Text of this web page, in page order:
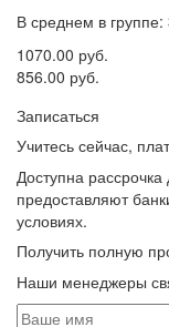
В среднем в группе:
1070.00 руб.
856.00 руб.
Записаться
Учитесь сейчас,
Доступна
предоставляют
условиях.
Получить полную
Наши менеджеры